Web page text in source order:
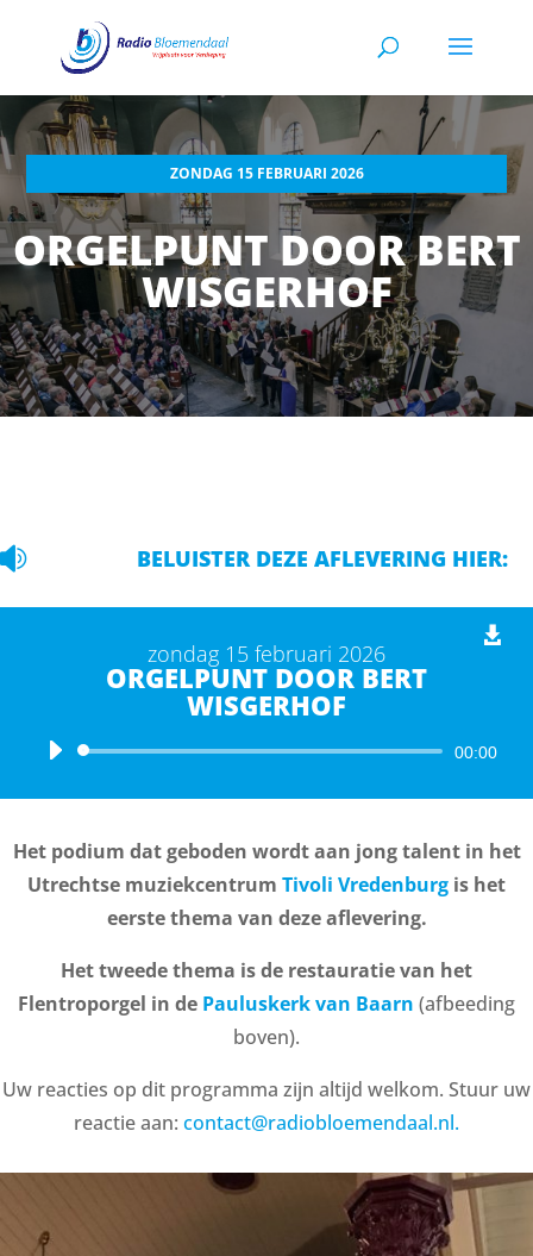
ZONDAG 15 FEBRUARI 2026
ORGELPUNT DOOR BERT
WISGERHOF
 BELUISTER DEZE AFLEVERING HIER:
zondag 15 februari 2026
ORGELPUNT DOOR BERT
WISGERHOF
Audiospeler 00:00
Het podium dat geboden wordt aan jong talent in het
Utrechtse muziekcentrum Tivoli Vredenburg is het
eerste thema van deze aflevering.
Het tweede thema is de restauratie van het
Flentroporgel in de Pauluskerk van Baarn (afbeeding
boven).
Uw reacties op dit programma zijn altijd welkom. Stuur uw
reactie aan: contact@radiobloemendaal.nl.